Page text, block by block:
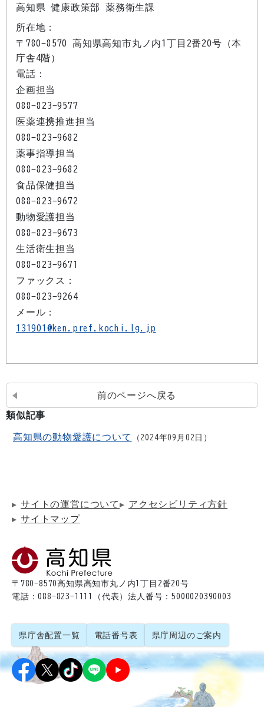
高知県 健康政策部 薬務衛生課
所在地：
〒780-8570 高知県高知市丸ノ内1丁目2番20号（本
庁舎4階）
電話：
企画担当
088-823-9577
医薬連携推進担当
088-823-9682
薬事指導担当
088-823-9682
食品保健担当
088-823-9672
動物愛護担当
088-823-9673
生活衛生担当
088-823-9671
ファックス：
088-823-9264
メール：
131901@ken.pref.kochi.lg.jp
前のページへ戻る
類似記事
高知県の動物愛護について 2024年09月02日
サイトの運営について
アクセシビリティ方針
サイトマップ
〒780-8570高知県高知市丸ノ内1丁目2番20号
電話：088-823-1111（代表）法人番号：5000020390003
県庁舎配置一覧 電話番号表 県庁周辺のご案内